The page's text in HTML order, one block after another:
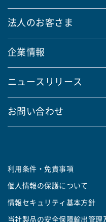
法人のお客さま
企業情報
ニュースリリース
お問い合わせ
利用条件・免責事項
個人情報の保護について
情報セキュリティ基本方針
当社製品の安全保障輸出管